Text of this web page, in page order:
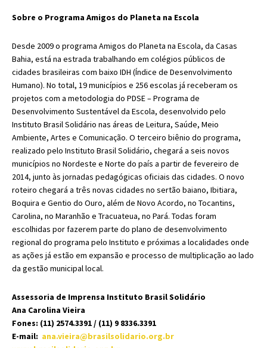
Sobre o Programa Amigos do Planeta na Escola
Desde 2009 o programa Amigos do Planeta na Escola, da Casas
Bahia, está na estrada trabalhando em colégios públicos de
cidades brasileiras com baixo IDH (Índice de Desenvolvimento
Humano). No total, 19 municípios e 256 escolas já receberam os
projetos com a metodologia do PDSE – Programa de
Desenvolvimento Sustentável da Escola, desenvolvido pelo
Instituto Brasil Solidário nas áreas de Leitura, Saúde, Meio
Ambiente, Artes e Comunicação. O terceiro biênio do programa,
realizado pelo Instituto Brasil Solidário, chegará a seis novos
municípios no Nordeste e Norte do país a partir de fevereiro de
2014, junto às jornadas pedagógicas oficiais das cidades. O novo
roteiro chegará a três novas cidades no sertão baiano, Ibitiara,
Boquira e Gentio do Ouro, além de Novo Acordo, no Tocantins,
Carolina, no Maranhão e Tracuateua, no Pará. Todas foram
escolhidas por fazerem parte do plano de desenvolvimento
regional do programa pelo Instituto e próximas a localidades onde
as ações já estão em expansão e processo de multiplicação ao lado
da gestão municipal local.
Assessoria de Imprensa Instituto Brasil Solidário
Ana Carolina Vieira
Fones: (11) 2574.3391 / (11) 9 8336.3391
E-mail: ana.vieira@brasilsolidario.org.br